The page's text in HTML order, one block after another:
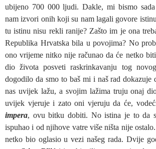
ubijeno 700 000 ljudi. Dakle, mi bismo
nam izvori onih koji su nam lagali govore
tu istinu nisu rekli ranije? Zašto im je ona
Republika Hrvatska bila u povojima? No
ono vrijeme nitko nije računao da će netko
dio života posveti raskrinkavanju tog
dogodilo da smo to baš mi i naš rad dokazuje
nas uvijek lažu, a svojim lažima truju onaj
uvijek vjeruje i zato oni vjeruju da će,
impera, ovu bitku dobiti. No istina je to da
ispuhao i od njihove vatre više ništa nije
netko bio oglasio u vezi našeg rada. Dvije